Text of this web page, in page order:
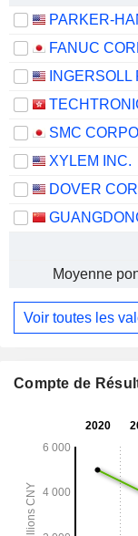
FANUC
SMC
XYLEM INC.
DOVER
Moyenne
Voir toutes les
Compte de